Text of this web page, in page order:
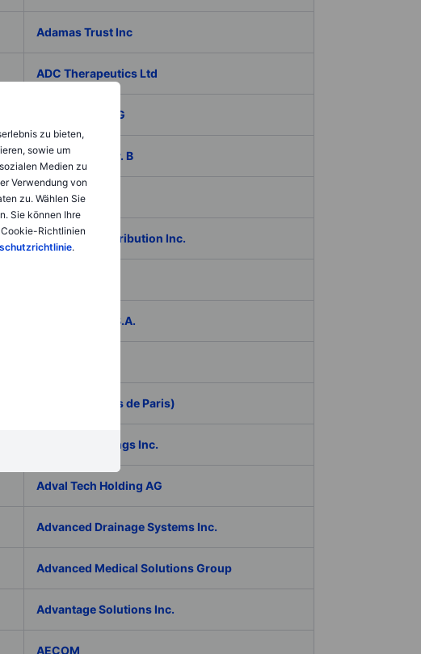
zu bieten,
sowie um
Medien zu
Verwendung von
zu. Wählen Sie
Sie können Ihre
Richtlinien
.
Adamas Trust Inc
ADC Therapeutics Ltd
Addiko Bank AG
Addtech AB ser. B
Adecoagro SA
ADI Global Distribution Inc.
ADLER Group S.A.
ADP (Aeroports de Paris)
ADTRAN Holdings Inc.
Adval Tech Holding AG
Advanced Drainage Systems Inc.
Advanced Medical Solutions Group
Advantage Solutions Inc.
AECOM